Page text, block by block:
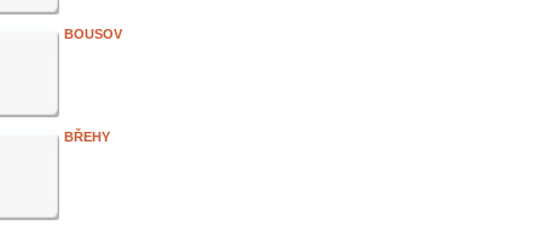
BOUSOV
BŘEHY